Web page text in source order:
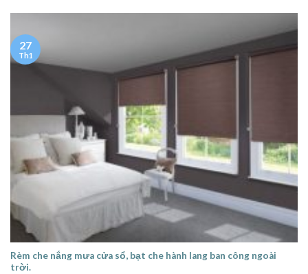
Rèm che nắng mưa cửa sổ, bạt che hành lang ban công ngoài
trời.
27
Th1